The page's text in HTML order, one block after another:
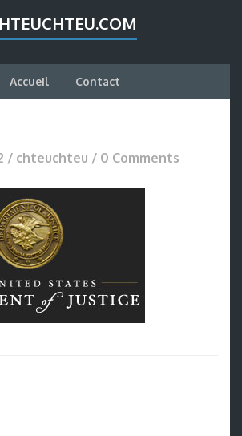
Accueil Contact
/ chteuchteu / 0 Comments